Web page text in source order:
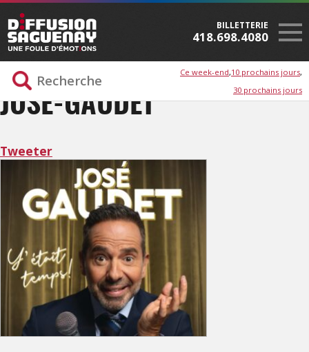
BILLETTERIE
418.698.4080
Ce week-end 10 prochains jours
30 prochains jours
JOSÉ-GAUDET
Tweeter